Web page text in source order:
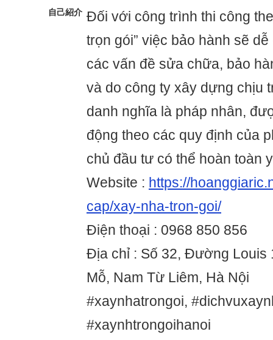
自己紹介 Đối với công trình thi công
trọn gói” việc bảo hành sẽ
các vấn đề sửa chữa, bảo
và do công ty xây dựng chịu
danh nghĩa là pháp nhân,
động theo các quy định của
chủ đầu tư có thể hoàn toàn
Website : https://
cap/xay-nha-tron-goi/
Điện thoại : 0968 850 856
Địa chỉ : Số 32, Đường Louis
Mỗ, Nam Từ Liêm, Hà Nội
#xaynhatrongoi,
#xaynhtrongoihanoi